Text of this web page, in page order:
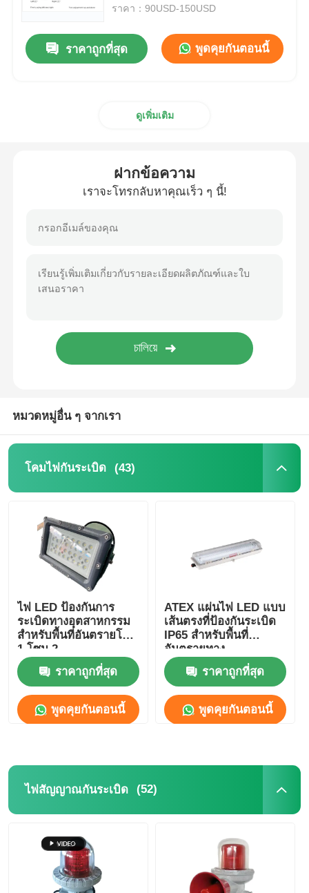
กล่องกันระเบิด
กรดสายไฟที่ป้องกันระเบิด
ปลั๊กและซ็อกเก็ตป้องกันการระเบิด
ราคา：90USD-150USD
ราคาถูกที่สุด พูดคุยกันตอนนี้
ดูเพิ่มเติม
ฝากข้อความ
เราจะโทรกลับหาคุณเร็ว ๆ นี้!
หมวดหมู่อื่น ๆ จากเรา
โคมไฟกันระเบิด (43)
ไฟ LED ป้องกันการ
ระเบิดทางอุตสาหกรรม
สำหรับพื้นที่อันตรายโซน
1 โซน 2
ราคาถูกที่สุด
พูดคุยกันตอนนี้
ATEX แผ่นไฟ LED แบบ
เส้นตรงที่ป้องกันระเบิด
IP65 สําหรับพื้นที่
อันตรายทาง
อุตสาหกรรม
ราคาถูกที่สุด
พูดคุยกันตอนนี้
ไฟสัญญาณกันระเบิด (52)